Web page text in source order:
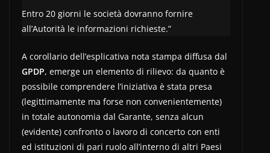
Entro 20 giorni le società dovranno fornire
all’Autorità le informazioni richieste.”
A corollario dell’esplicativa nota stampa diffusa dal
GPDP, emerge un elemento di rilievo: da quanto è
possibile comprendere l’iniziativa è stata presa
(legittimamente ma forse non convenientemente)
in totale autonomia dal Garante, senza alcun
(evidente) confronto o lavoro di concerto con enti
ed istituzioni di pari ruolo all’interno di altri Paesi